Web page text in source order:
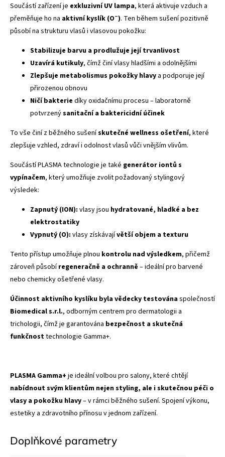
Součástí zařízení je exkluzivní UV lampa, která aktivuje vzduch a
přeměňuje ho na aktivní kyslík (O⁻). Ten během sušení pozitivně
působí na strukturu vlasů i vlasovou pokožku:
Stabilizuje barvu a prodlužuje její trvanlivost
Uzavírá kutikuly, čímž činí vlasy hladšími a odolnějšími
Zlepšuje metabolismus pokožky hlavy a podporuje její
přirozenou obnovu
Ničí bakterie díky oxidačnímu procesu – laboratorně
potvrzenýsanitační a baktericidní účinek
To vše činí z běžného sušenískutečné wellness ošetření, které
zlepšuje vzhled, zdraví i odolnost vlasů vůči vnějším vlivům.
Součástí PLASMA technologie je také generátor iontů s
vypínačem, který umožňuje zvolit požadovaný stylingový
výsledek:
Zapnutý (ION): vlasy jsou hydratované, hladké a bez
elektrostatiky
Vypnutý (O): vlasy získávajívětší objem a texturu
Tento přístup umožňuje plnou kontrolu nad výsledkem, přičemž
zároveň působíregeneračně a ochranně – ideální pro barvené
nebo chemicky ošetřené vlasy.
Účinnost aktivního kyslíku byla vědecky testovánaspolečností
Biomedical s.r.l., odborným centrem pro dermatologii a
trichologii, čímž je garantována bezpečnost a skutečná
funkčnosttechnologie Gamma+.
PLASMA Gamma+ je ideální volbou pro salony, které chtějí
nabídnout svým klientům nejen styling, ale i skutečnou péči o
vlasy a pokožku hlavy– v rámci běžného sušení. Spojení výkonu,
estetiky a zdravotního přínosu v jednom zařízení.
Doplňkové parametry